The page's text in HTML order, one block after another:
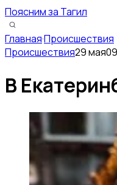
Поясним за Тагил
Главная·Происшествия
Происшествия29 мая
В